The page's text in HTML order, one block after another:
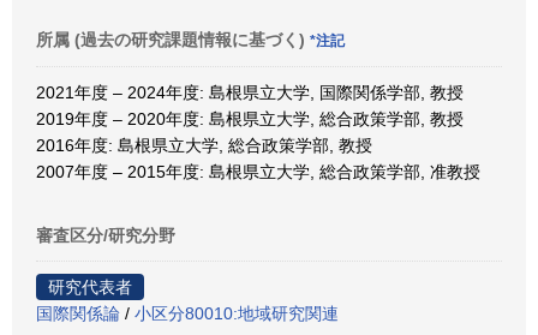
所属 (過去の研究課題情報に基づく) *注記
2021年度 – 2024年度: 島根県立大学, 国際関係学部, 教授
2019年度 – 2020年度: 島根県立大学, 総合政策学部, 教授
2016年度: 島根県立大学, 総合政策学部, 教授
2007年度 – 2015年度: 島根県立大学, 総合政策学部, 准教授
審査区分/研究分野
研究代表者
国際関係論 / 小区分80010:地域研究関連